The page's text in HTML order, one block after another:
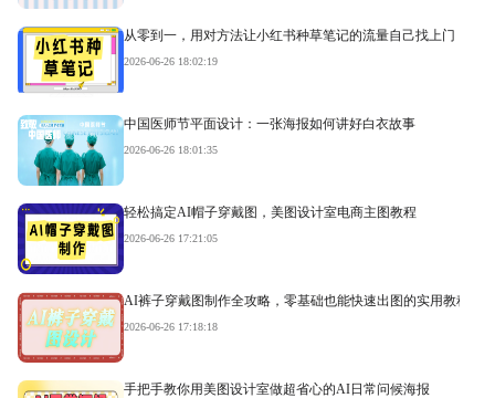
从零到一，用对方法让小红书种草笔记的流量自己找上门
2026-06-26 18:02:19
中国医师节平面设计：一张海报如何讲好白衣故事
2026-06-26 18:01:35
轻松搞定AI帽子穿戴图，美图设计室电商主图教程
2026-06-26 17:21:05
AI裤子穿戴图制作全攻略，零基础也能快速出图的实用教程
2026-06-26 17:18:18
手把手教你用美图设计室做超省心的AI日常问候海报